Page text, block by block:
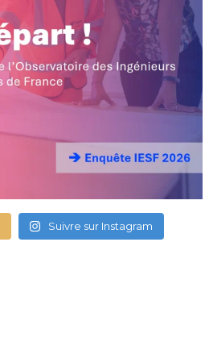
Suivre sur Instagram